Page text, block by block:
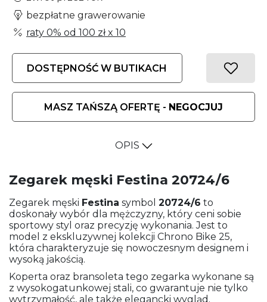
bezpłatne grawerowanie
raty 0% od 100 złx 10
DOSTĘPNOŚĆ W BUTIKACH
MASZ TAŃSZĄ OFERTĘ - NEGOCJUJ
OPIS
Zegarek męski Festina 20724/6
Zegarek męski Festina symbol 20724/6 to
doskonały wybór dla mężczyzny, który ceni sobie
sportowy styl oraz precyzję wykonania. Jest to
model z ekskluzywnej kolekcji Chrono Bike 25,
która charakteryzuje się nowoczesnym designem i
wysoką jakością.
Koperta oraz bransoleta tego zegarka wykonane są
z wysokogatunkowej stali, co gwarantuje nie tylko
wytrzymałość, ale także elegancki wygląd.